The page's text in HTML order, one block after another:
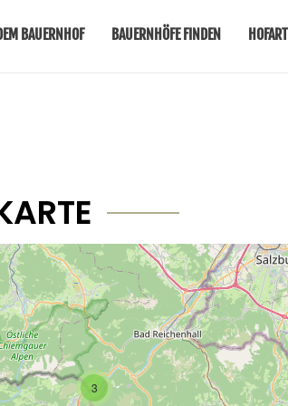
BAUERNHOF BAUERNHÖFE FINDEN
3